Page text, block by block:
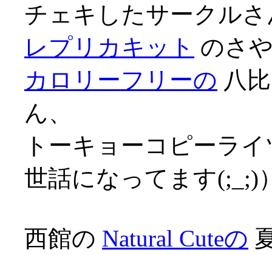
チェキしたサークル
レプリカキット のさ
カロリーフリーの 八
ん、
トーキョーコピーラ
世話になってます(;_;)
西館の Natural Cuteの